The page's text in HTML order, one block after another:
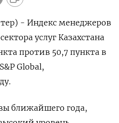
- Индекс менеджеров
услуг Казахстана
против 50,7 пункта в
Global,
ближайшего года,